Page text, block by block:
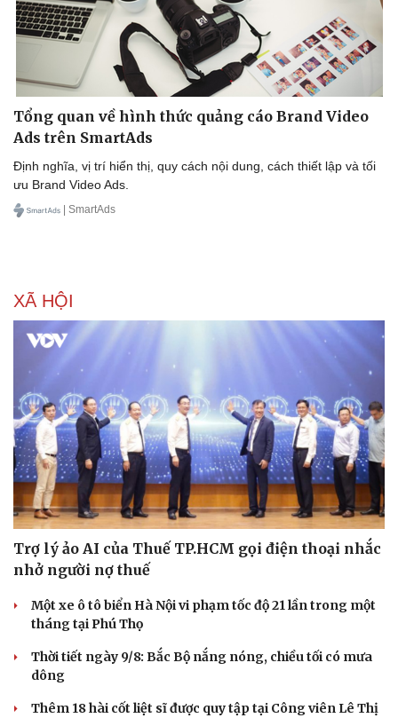
Dinh dưỡng - món ngon
Nam khoa
Làm đẹp - giảm cân
Phòng mạch online
Ăn sạch sống khỏe
Tổng quan về hình thức quảng cáo Brand Video
Ads trên SmartAds
Định nghĩa, vị trí hiển thị, quy cách nội dung, cách thiết lập và tối
ưu Brand Video Ads.
| SmartAds
XÃ HỘI
Trợ lý ảo AI của Thuế TP.HCM gọi điện thoại nhắc
nhở người nợ thuế
Một xe ô tô biển Hà Nội vi phạm tốc độ 21 lần trong một
tháng tại Phú Thọ
Thời tiết ngày 9/8: Bắc Bộ nắng nóng, chiều tối có mưa
dông
Thêm 18 hài cốt liệt sĩ được quy tập tại Công viên Lê Thị